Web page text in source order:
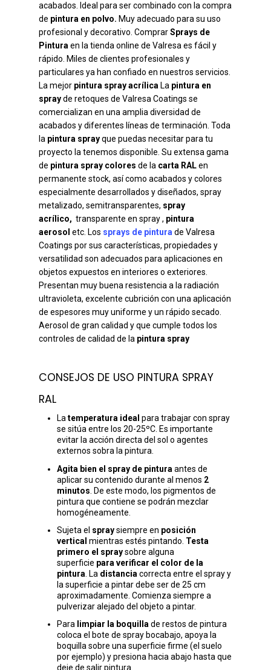
acabados. Ideal para ser combinado con la compra
de pintura en polvo. Muy adecuado para su uso
profesional y decorativo. ComprarSprays de
Pinturaen la tienda online de Valresa es fácil y
rápido. Miles de clientes profesionales y
particulares ya han confiado en nuestros servicios.
La mejor pintura spray acrílica La pintura en
sprayde retoques de Valresa Coatings se
comercializan en una amplia diversidad de
acabados y diferentes líneas de terminación. Toda
la pintura sprayque puedas necesitar para tu
proyecto la tenemos disponible. Su extensa gama
de pintura spray colores de la carta RALen
permanente stock, así como acabados y colores
especialmente desarrollados y diseñados, spray
metalizado, semitransparentes, spray
acrílico, transparente en spray , pintura
aerosol etc. Los sprays de pinturade Valresa
Coatings por sus características, propiedades y
versatilidad son adecuados para aplicaciones en
objetos expuestos en interiores o exteriores.
Presentan muy buena resistencia a la radiación
ultravioleta, excelente cubrición con una aplicación
de espesores muy uniforme y un rápido secado.
Aerosol de gran calidad y que cumple todos los
controles de calidad de la pintura spray
CONSEJOS DE USO PINTURA SPRAY
RAL
Latemperatura ideal para trabajar con spray
se sitúa entre los 20-25ºC. Es importante
evitar la acción directa del sol o agentes
externos sobra la pintura.
Agita bien el spray de pintura antes de
aplicar su contenido durante al menos 2
minutos . De este modo, los pigmentos de
pintura que contiene se podrán mezclar
homogéneamente.
Sujeta el spraysiempre en posición
vertical mientras estés pintando. Testa
primero el spraysobre alguna
superficie para verificar el color de la
pintura . La distancia correcta entre el spray y
la superficie a pintar debe ser de 25 cm
aproximadamente. Comienza siempre a
pulverizar alejado del objeto a pintar.
Para limpiar la boquilla de restos de pintura
coloca el bote de spray bocabajo, apoya la
boquilla sobre una superficie firme (el suelo
por ejemplo) y presiona hacia abajo hasta que
deje de salir pintura.